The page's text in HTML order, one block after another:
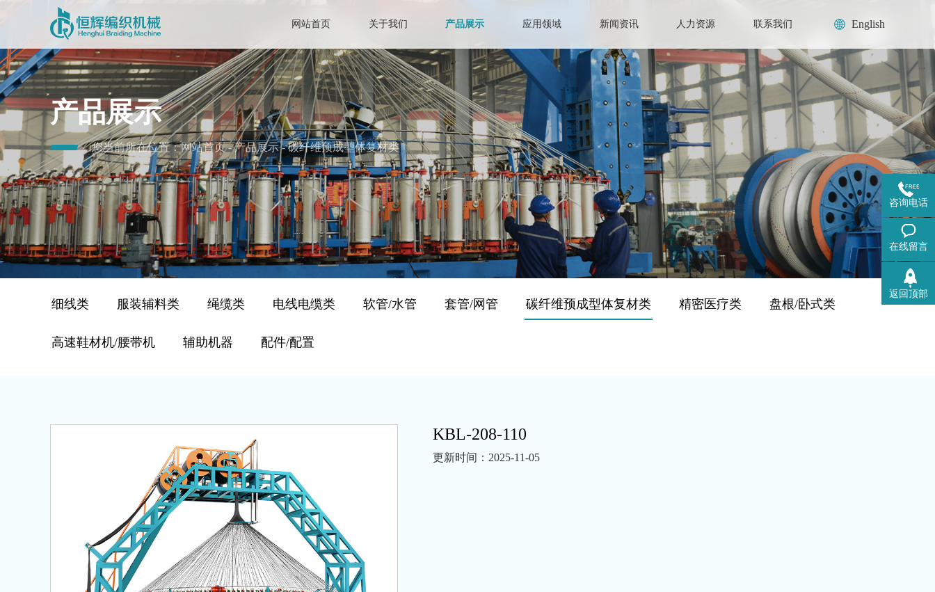
English
网站首页 关于我们 产品展示 应用领域 新闻资讯 人力资源 联系我们
产品展示
您当前所在位置：网站首页-产品展示-碳纤维预成型体复材类
细线类 服装辅料类 绳缆类 电线电缆类 软管/水管 套管/网管 碳纤维预成型体复材类 精密医疗类 盘根/卧式类
高速鞋材机/腰带机 辅助机器 配件/配置
KBL-208-110
更新时间：2025-11-05
咨询电话
在线留言
返回顶部